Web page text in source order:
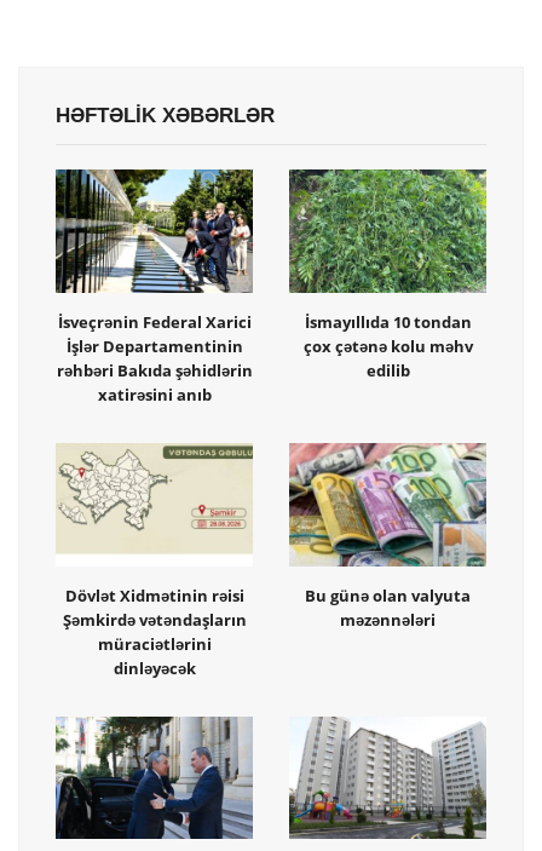
HƏFTƏLİK XƏBƏRLƏR
İsveçrənin Federal Xarici
İşlər Departamentinin
rəhbəri Bakıda şəhidlərin
xatirəsini anıb
İsmayıllıda 10 tondan
çox çətənə kolu məhv
edilib
Dövlət Xidmətinin rəisi
Şəmkirdə vətəndaşların
müraciətlərini
dinləyəcək
Bu günə olan valyuta
məzənnələri